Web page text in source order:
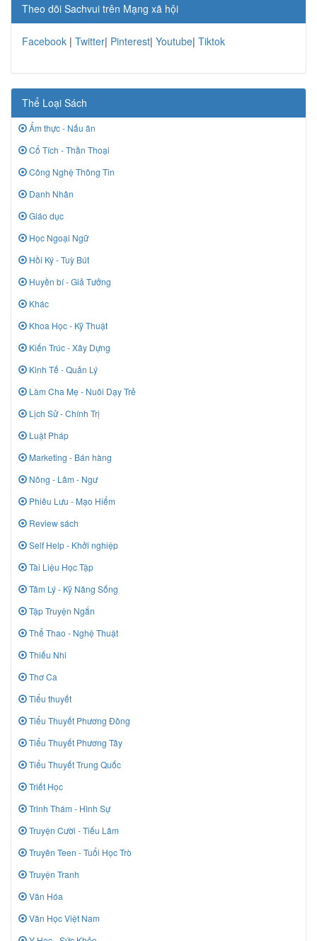
Theo dõi Sachvui trên Mạng xã hội
Facebook | Twitter| Pinterest| Youtube| Tiktok
Thể Loại Sách
Ẩm thực - Nấu ăn
Cổ Tích - Thần Thoại
Công Nghệ Thông Tin
Danh Nhân
Giáo dục
Học Ngoại Ngữ
Hồi Ký - Tuỳ Bút
Huyền bí - Giả Tưởng
Khác
Khoa Học - Kỹ Thuật
Kiến Trúc - Xây Dựng
Kinh Tế - Quản Lý
Làm Cha Mẹ - Nuôi Dạy Trẻ
Lịch Sử - Chính Trị
Luật Pháp
Marketing - Bán hàng
Nông - Lâm - Ngư
Phiêu Lưu - Mạo Hiểm
Review sách
Self Help - Khởi nghiệp
Tài Liệu Học Tập
Tâm Lý - Kỹ Năng Sống
Tập Truyện Ngắn
Thể Thao - Nghệ Thuật
Thiếu Nhi
Thơ Ca
Tiểu thuyết
Tiểu Thuyết Phương Đông
Tiểu Thuyết Phương Tây
Tiểu Thuyết Trung Quốc
Triết Học
Trinh Thám - Hình Sự
Truyện Cười - Tiếu Lâm
Truyên Teen - Tuổi Học Trò
Truyện Tranh
Văn Hóa
Văn Học Việt Nam